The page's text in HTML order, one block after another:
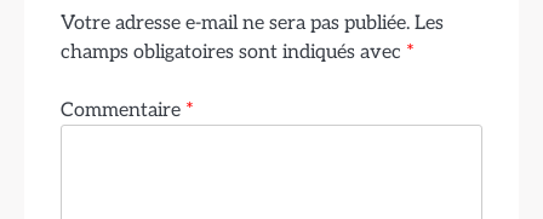
Votre adresse e-mail ne sera pas publiée. Les
champs obligatoires sont indiqués avec *
Commentaire *